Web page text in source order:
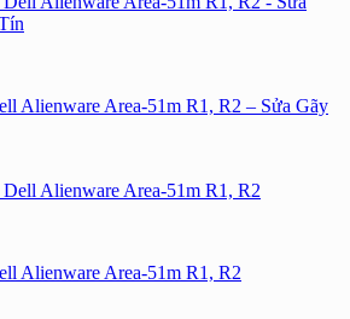
Alienware Area-51m R1, R2 – Sửa Gãy
Alienware Area-51m R1, R2